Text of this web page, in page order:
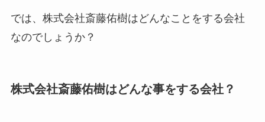
では、株式会社斎藤佑樹はどんなことをする会社
なのでしょうか？
株式会社斎藤佑樹はどんな事をする会社？